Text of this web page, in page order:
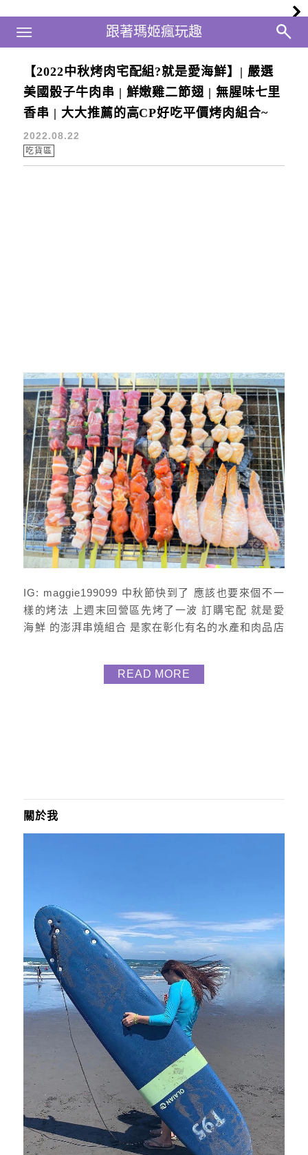
跟著瑪姬瘋玩趣
跟著瑪姬瘋玩趣
Main Menu
2022中秋烤肉宅配組
【2022中秋烤肉宅配組?就是愛海鮮】| 嚴選
美國骰子牛肉串 | 鮮嫩雞二節翅 | 無腥味七里
香串 | 大大推薦的高CP好吃平價烤肉組合~
2022.08.22
吃貨區
IG: maggie199099 中秋節快到了 應該也要來個不一
樣的烤法 上週末回營區先烤了一波 訂購宅配 就是愛
海鮮 的澎湃串燒組合 是家在彰化有名的水產和肉品店
(生意太好了) 除了有超多種海鮮和肉類產品 店家還提
READ MORE
關於我